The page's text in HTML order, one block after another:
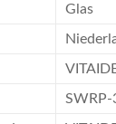
Glas
SWRP-